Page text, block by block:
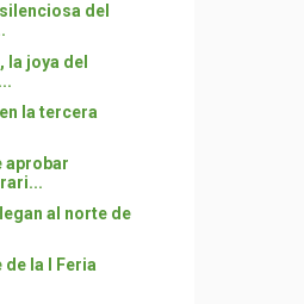
del
la joya del
la tercera
aprobar
al norte de
la I Feria